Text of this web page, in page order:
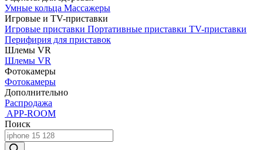
Умные кольца Массажеры
Игровые и TV-приставки
Игровые приставки Портативные приставки TV-приставки
Перифирия для приставок
Шлемы VR
Шлемы VR
Фотокамеры
Фотокамеры
Дополнительно
Распродажа
APP-ROOM
Поиск
Поиск
товаров